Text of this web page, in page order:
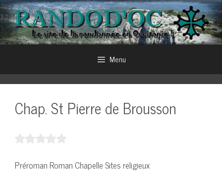
Aller
au
contenu
Menu
Chap. St Pierre de Brousson
Préroman Roman Chapelle Sites religieux